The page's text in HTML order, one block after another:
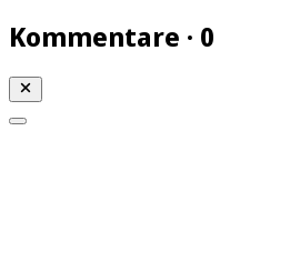
Kommentare · 0